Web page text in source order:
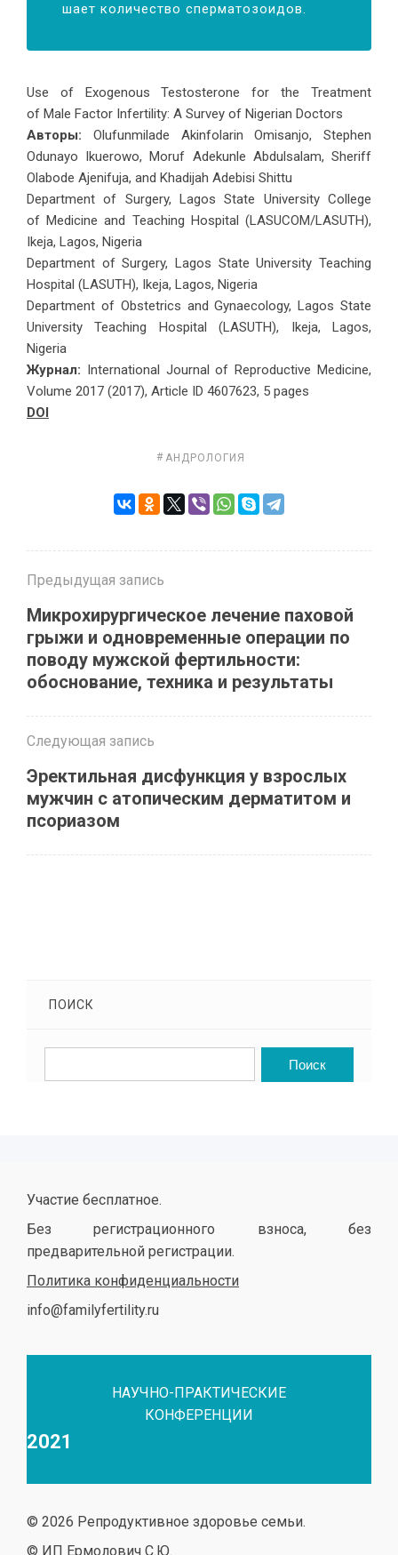
ша­ет ко­ли­че­ство спер­ма­то­зоидов.
Use of Exogenous Testosterone for the Treatment
of Male Factor Infertility: A Survey of Nigerian Doctors
Авторы: Olufunmilade Akinfolarin Omisanjo, Stephen
Odunayo Ikuerowo, Moruf Adekunle Abdulsalam, Sheriff
Olabode Ajenifuja, and Khadijah Adebisi Shittu
Department of Surgery, Lagos State University College
of Medicine and Teaching Hospital (LASUCOM/LASUTH),
Ikeja, Lagos, Nigeria
Department of Surgery, Lagos State University Teaching
Hospital (LASUTH), Ikeja, Lagos, Nigeria
Department of Obstetrics and Gynaecology, Lagos State
University Teaching Hospital (LASUTH), Ikeja, Lagos,
Nigeria
Журнал: International Journal of Reproductive Medicine,
Volume 2017 (2017), Article ID 4607623, 5 pages
DOI
АНДРОЛОГИЯ
Предыдущая запись
Микрохирургическое лечение паховой
грыжи и одновременные операции по
поводу мужской фертильности:
обоснование, техника и результаты
Следующая запись
Эректильная дисфункция у взрослых
мужчин с атопическим дерматитом и
псориазом
ПОИСК
Участие бесплатное.
Без регистрационного взноса, без
предварительной регистрации.
Политика конфиденциальности
info@familyfertility.ru
НАУЧНО-ПРАКТИЧЕСКИЕ
КОНФЕРЕНЦИИ
2021
© 2026 Репродуктивное здоровье семьи.
© ИП Ермолович С.Ю.